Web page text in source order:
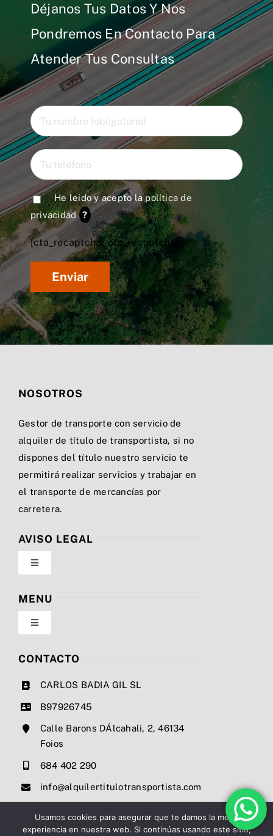
Déjanos Tus Datos Y Nos
Pondremos En Contacto Para
Atender Tus Consultas
He leido y acepto lapolítica de
privacidad ?
[cta_recaptcha* cta_recaptcha]
NOSOTROS
Gestor de transporte con servicio de
alquiler de título de transportista, si no
dispones del título nuestro servicio te
permitirá realizar servicios y trabajar en
el transporte de mercancías por
carretera.
AVISO LEGAL
Toggle
Navigation
Política de privacidad
Condiciones de uso
MENU
Toggle
Navigation
Nosotros
Precios
Contacto
CONTACTO
CARLOS BADIA GIL SL
B97926745
Calle Barons DÁlcahali, 2, 46134
Foios
684 402 290
info@alquilertitulotransportista.com
Usamos cookies para asegurar que te damos la mejor
experiencia en nuestra web. Si continúas usando este sitio,